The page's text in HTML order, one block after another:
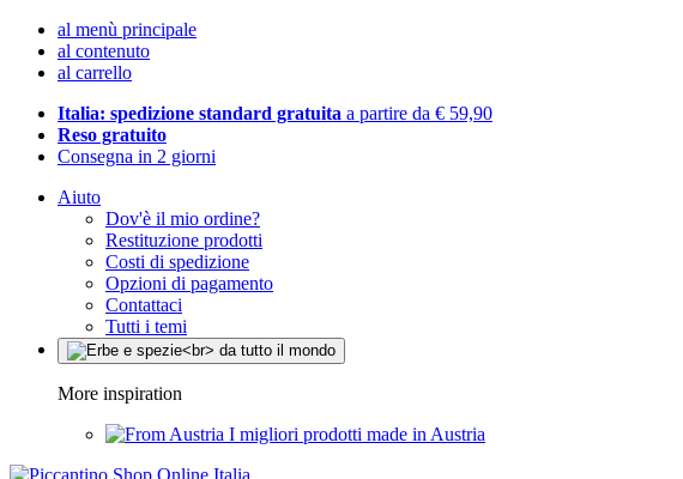
al menù principale
al contenuto
al carrello
Italia: spedizione standard gratuita a partire da € 59,90
Reso gratuito
Consegna in 2 giorni
Aiuto
Dov'è il mio ordine?
Restituzione prodotti
Costi di spedizione
Opzioni di pagamento
Contattaci
Tutti i temi
More inspiration
I migliori prodotti made in Austria